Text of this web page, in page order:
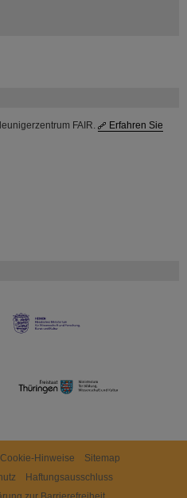
FAIR.
Erfahren Sie
Cookie-Hinweise
Sitemap
Haftungsausschluss